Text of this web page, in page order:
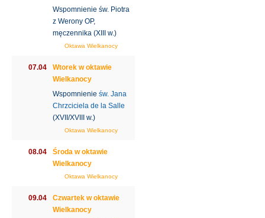
Wspomnienie św. Piotra
z Werony OP,
męczennika (XIII w.)
Oktawa Wielkanocy
07.04
Wtorek w oktawie
Wielkanocy
Wspomnienie św. Jana
Chrzciciela de la Salle
(XVII/XVIII w.)
Oktawa Wielkanocy
08.04
Środa w oktawie
Wielkanocy
Oktawa Wielkanocy
09.04
Czwartek w oktawie
Wielkanocy